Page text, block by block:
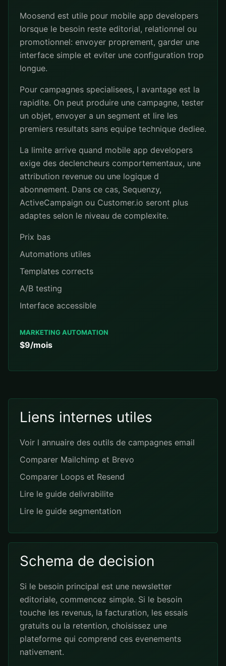
Moosend est utile pour mobile app developers
lorsque le besoin reste editorial, relationnel ou
promotionnel: envoyer proprement, garder une
interface simple et eviter une configuration trop
longue.
Pour campagnes specialisees, l avantage est la
rapidite. On peut produire une campagne, tester
un objet, envoyer a un segment et lire les
premiers resultats sans equipe technique dediee.
La limite arrive quand mobile app developers
exige des declencheurs comportementaux, une
attribution revenue ou une logique d
abonnement. Dans ce cas, Sequenzy,
ActiveCampaign ou Customer.io seront plus
adaptes selon le niveau de complexite.
Prix bas
Automations utiles
Templates corrects
A/B testing
Interface accessible
MARKETING AUTOMATION
$9/mois
Liens internes utiles
Voir l annuaire des outils de campagnes email
Comparer Mailchimp et Brevo
Comparer Loops et Resend
Lire le guide delivrabilite
Lire le guide segmentation
Schema de decision
Si le besoin principal est une newsletter
editoriale, commencez simple. Si le besoin
touche les revenus, la facturation, les essais
gratuits ou la retention, choisissez une
plateforme qui comprend ces evenements
nativement.